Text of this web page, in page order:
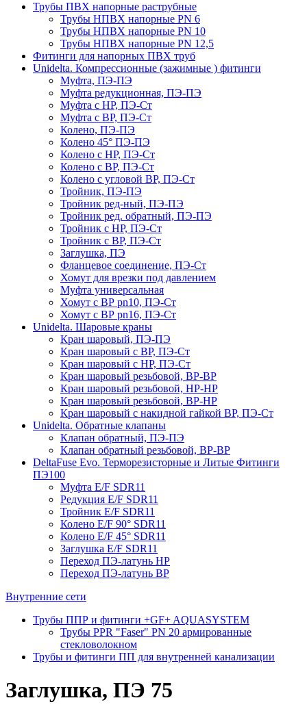
Трубы ПВХ напорные раструбные
Трубы НПВХ напорные PN 6
Трубы НПВХ напорные PN 10
Трубы НПВХ напорные PN 12,5
Фитинги для напорных ПВХ труб
Unidelta. Компрессионные (зажимные ) фитинги
Муфта, ПЭ-ПЭ
Муфта редукционная, ПЭ-ПЭ
Муфта с НР, ПЭ-Ст
Муфта с ВР, ПЭ-Ст
Колено, ПЭ-ПЭ
Колено 45° ПЭ-ПЭ
Колено с НР, ПЭ-Ст
Колено с ВР, ПЭ-Ст
Колено с угловой ВР, ПЭ-Ст
Тройник, ПЭ-ПЭ
Тройник ред-ный, ПЭ-ПЭ
Тройник ред. обратный, ПЭ-ПЭ
Тройник с НР, ПЭ-Ст
Тройник с ВР, ПЭ-Ст
Заглушка, ПЭ
Фланцевое соединение, ПЭ-Ст
Хомут для врезки под давлением
Муфта универсальная
Хомут с ВР pn10, ПЭ-Ст
Хомут с ВР pn16, ПЭ-Ст
Unidelta. Шаровые краны
Кран шаровый, ПЭ-ПЭ
Кран шаровый с ВР, ПЭ-Ст
Кран шаровый с НР, ПЭ-Ст
Кран шаровый резьбовой, ВР-ВР
Кран шаровый резьбовой, НР-НР
Кран шаровый резьбовой, ВР-НР
Кран шаровый с накидной гайкой ВР, ПЭ-Ст
Unidelta. Обратные клапаны
Клапан обратный, ПЭ-ПЭ
Клапан обратный резьбовой, ВР-ВР
DeltaFuse Evo. Терморезисторные и Литые Фитинги
ПЭ100
Муфта E/F SDR11
Редукция E/F SDR11
Тройник E/F SDR11
Колено E/F 90° SDR11
Колено E/F 45° SDR11
Заглушка E/F SDR11
Переход ПЭ-латунь НР
Переход ПЭ-латунь ВР
Внутренние сети
Трубы ППР и фитинги +GF+ AQUASYSTEM
Трубы PPR "Faser" PN 20 армированные
стекловолокном
Трубы и фитинги ПП для внутренней канализации
Заглушка, ПЭ 75